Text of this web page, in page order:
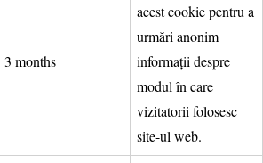
3 months
acest cookie pentru a
urmări anonim
informații despre
modul în care
vizitatorii folosesc
site-ul web.